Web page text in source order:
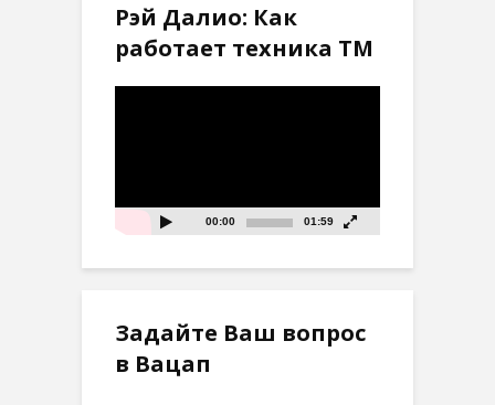
Рэй Далио: Как
работает техника ТМ
00:00 01:59
Задайте Ваш вопрос
в Вацап